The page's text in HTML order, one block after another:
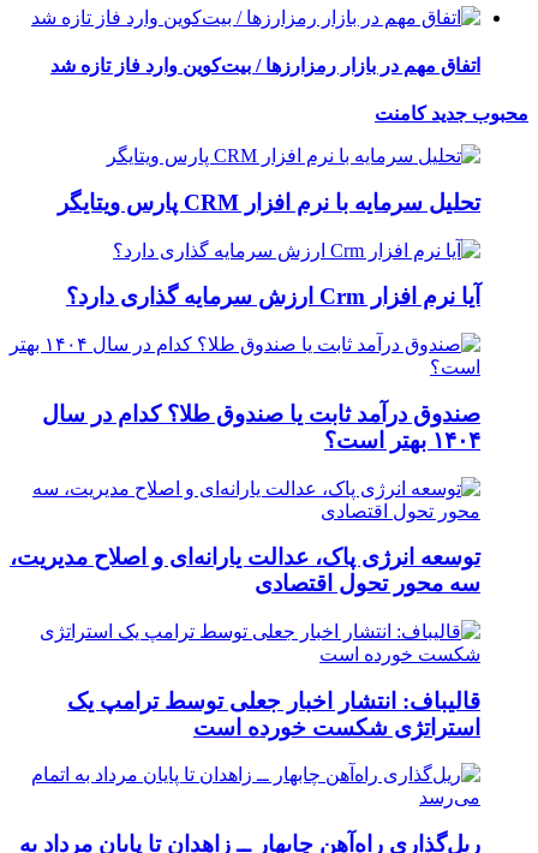
اتفاق مهم در بازار رمزارزها / بیت‌کوین وارد فاز تازه شد
محبوب جدیدکامنت
تحلیل سرمایه با نرم افزار CRM پارس ویتایگر
آیا نرم افزار Crm ارزش سرمایه گذاری دارد؟
صندوق درآمد ثابت یا صندوق طلا؟ کدام در سال
۱۴۰۴ بهتر است؟
توسعه انرژی پاک، عدالت یارانه‌ای و اصلاح مدیریت،
سه محور تحول اقتصادی
قالیباف: انتشار اخبار جعلی توسط ترامپ یک
استراتژی شکست خورده است
ریل‌گذاری راه‌آهن چابهار ــ زاهدان تا پایان مرداد به